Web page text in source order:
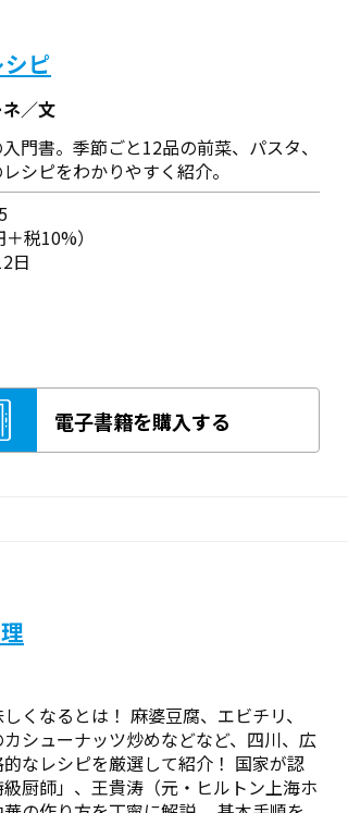
ピ
／文
門書。季節ごと12品の前菜、パスタ、
シピをわかりやすく紹介。
税10%）
日
電子書籍を購入する
くなるとは！ 麻婆豆腐、エビチリ、
シューナッツ炒めなどなど、四川、広
なレシピを厳選して紹介！ 国家が認
厨師」、王貴涛（元・ヒルトン上海ホ